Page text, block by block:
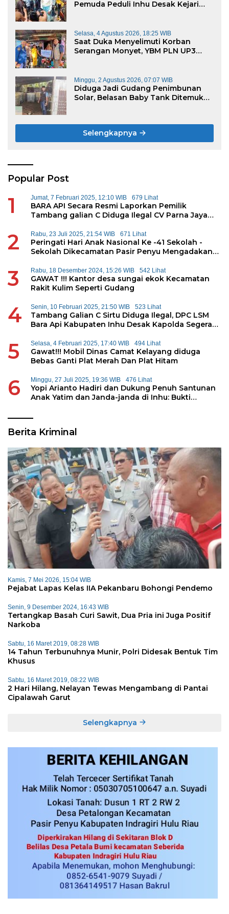
Pemuda Peduli Inhu Desak Kejari
Selasa, 4 Agustus 2026, 18:25 WIB
Saat Duka Menyelimuti Korban
Serangan Monyet, YBM PLN UP3
Minggu, 2 Agustus 2026, 07:07 WIB
Diduga Jadi Gudang Penimbunan
Solar, Belasan Baby Tank Ditemukan
Selengkapnya
Popular Post
1 Jumat, 7 Februari 2025, 12:10 WIB 679 Lihat
BARA API Secara Resmi Laporkan Pemilik
Tambang galian C Diduga Ilegal CV Parna Jaya
2 Rabu, 23 Juli 2025, 21:54 WIB 671 Lihat
Peringati Hari Anak Nasional Ke -41 Sekolah -
Sekolah Dikecamatan Pasir Penyu Mengadakan
3 Rabu, 18 Desember 2024, 15:26 WIB 542 Lihat
GAWAT !!! Kantor desa sungai ekok Kecamatan
Rakit Kulim Seperti Gudang
4 Senin, 10 Februari 2025, 21:50 WIB 523 Lihat
Tambang Galian C Sirtu Diduga Ilegal, DPC LSM
Bara Api Kabupaten Inhu Desak Kapolda Segera
5 Selasa, 4 Februari 2025, 17:40 WIB 494 Lihat
Gawat!!! Mobil Dinas Camat Kelayang diduga
Bebas Ganti Plat Merah Dan Plat Hitam
6 Minggu, 27 Juli 2025, 19:36 WIB 476 Lihat
Yopi Arianto Hadiri dan Dukung Penuh Santunan
Anak Yatim dan Janda-janda di Inhu: Bukti
Berita Kriminal
Kamis, 7 Mei 2026, 15:04 WIB
Pejabat Lapas Kelas IIA Pekanbaru Bohongi Pendemo
Senin, 9 Desember 2024, 16:43 WIB
Tertangkap Basah Curi Sawit, Dua Pria ini Juga Positif
Narkoba
Sabtu, 16 Maret 2019, 08:28 WIB
14 Tahun Terbunuhnya Munir, Polri Didesak Bentuk Tim
Khusus
Sabtu, 16 Maret 2019, 08:22 WIB
2 Hari Hilang, Nelayan Tewas Mengambang di Pantai
Cipalawah Garut
Selengkapnya